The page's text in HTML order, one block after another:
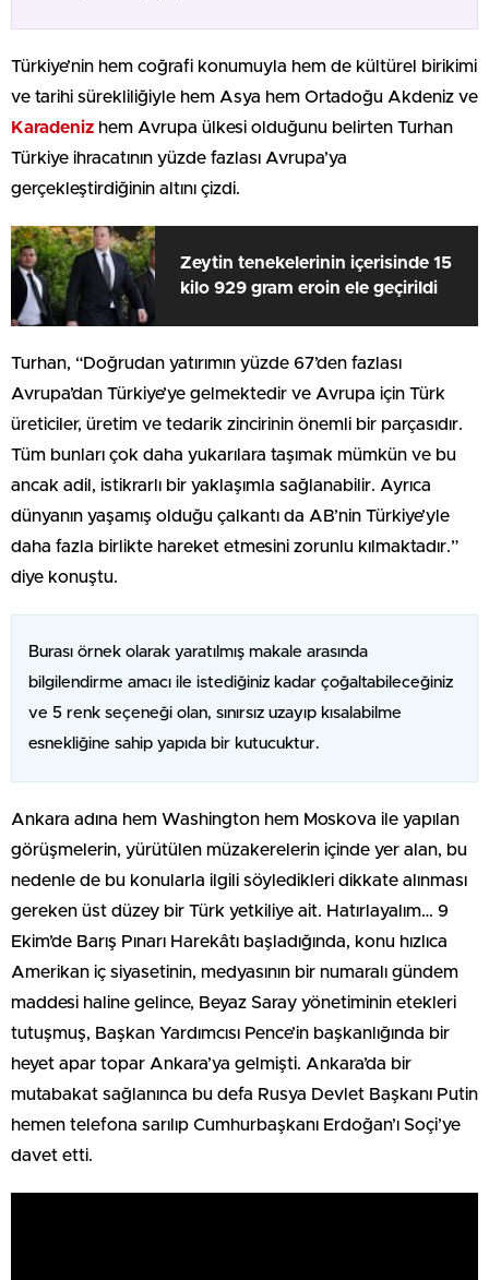
Türkiye’nin hem coğrafi konumuyla hem de kültürel birikimi
ve tarihi sürekliliğiyle hem Asya hem Ortadoğu Akdeniz ve
Karadeniz hem Avrupa ülkesi olduğunu belirten Turhan
Türkiye ihracatının yüzde fazlası Avrupa’ya
gerçekleştirdiğinin altını çizdi.
Zeytin tenekelerinin içerisinde 15
kilo 929 gram eroin ele geçirildi
Turhan, “Doğrudan yatırımın yüzde 67’den fazlası
Avrupa’dan Türkiye’ye gelmektedir ve Avrupa için Türk
üreticiler, üretim ve tedarik zincirinin önemli bir parçasıdır.
Tüm bunları çok daha yukarılara taşımak mümkün ve bu
ancak adil, istikrarlı bir yaklaşımla sağlanabilir. Ayrıca
dünyanın yaşamış olduğu çalkantı da AB’nin Türkiye’yle
daha fazla birlikte hareket etmesini zorunlu kılmaktadır.”
diye konuştu.
Burası örnek olarak yaratılmış makale arasında
bilgilendirme amacı ile istediğiniz kadar çoğaltabileceğiniz
ve 5 renk seçeneği olan, sınırsız uzayıp kısalabilme
esnekliğine sahip yapıda bir kutucuktur.
Ankara adına hem Washington hem Moskova ile yapılan
görüşmelerin, yürütülen müzakerelerin içinde yer alan, bu
nedenle de bu konularla ilgili söyledikleri dikkate alınması
gereken üst düzey bir Türk yetkiliye ait. Hatırlayalım… 9
Ekim’de Barış Pınarı Harekâtı başladığında, konu hızlıca
Amerikan iç siyasetinin, medyasının bir numaralı gündem
maddesi haline gelince, Beyaz Saray yönetiminin etekleri
tutuşmuş, Başkan Yardımcısı Pence’in başkanlığında bir
heyet apar topar Ankara’ya gelmişti. Ankara’da bir
mutabakat sağlanınca bu defa Rusya Devlet Başkanı Putin
hemen telefona sarılıp Cumhurbaşkanı Erdoğan’ı Soçi’ye
davet etti.